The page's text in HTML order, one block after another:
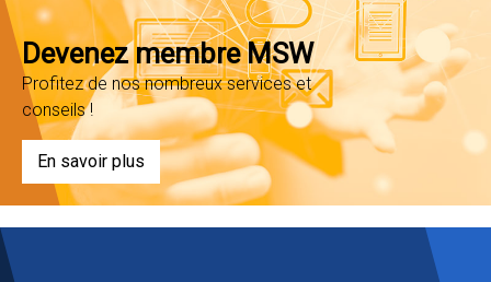
Devenez membre MSW
Profitez de nos nombreux services et
conseils !
En savoir plus